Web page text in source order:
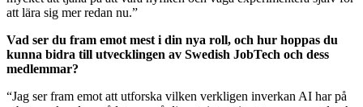
att lära sig mer redan nu.”
Vad ser du fram emot mest i din nya roll, och hur hoppas du
kunna bidra till utvecklingen av Swedish JobTech och dess
medlemmar?
“Jag ser fram emot att utforska vilken verkligen inverkan AI har på